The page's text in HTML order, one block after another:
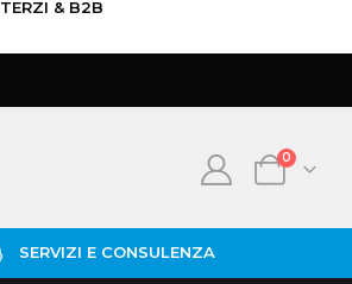
& B2B
0
SERVIZI E CONSULENZA